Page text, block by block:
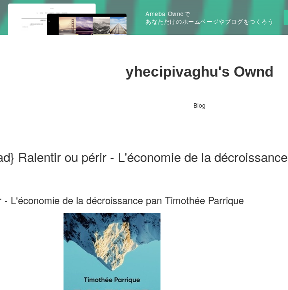
Ameba Owndで
あなただけのホームページやブログをつくろう
yhecipivaghu's Ownd
Blog
Ralentir ou périr - L'économie de la décroissance
- L'économie de la décroissance pan Timothée Parrique